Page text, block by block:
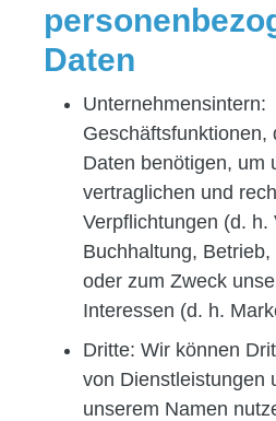
Daten
Unternehmensintern:
Geschäftsfunktionen,
Daten benötigen, um
vertraglichen und
Verpflichtungen (d. h.
Buchhaltung,
oder zum Zweck
Interessen (d. h.
Dritte: Wir können
von Dienstleistungen
unserem Namen